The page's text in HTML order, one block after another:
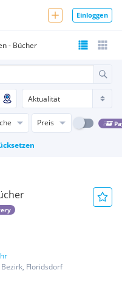
Einloggen
- Bücher
Preis
Floridsdorf